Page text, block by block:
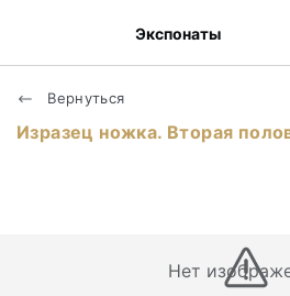
Экспонаты
Вернуться
Изразец ножка. Вторая
Нет